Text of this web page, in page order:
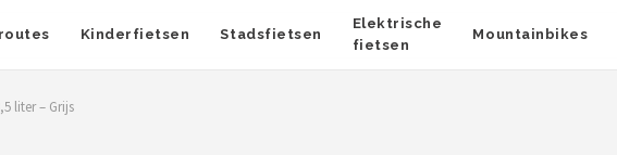
Kinderfietsen Stadsfietsen
Elektrische
fietsen
Mountainbikes
liter – Grijs